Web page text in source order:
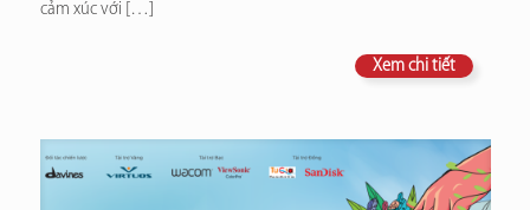
cảm xúc với […]
Xem chi tiết